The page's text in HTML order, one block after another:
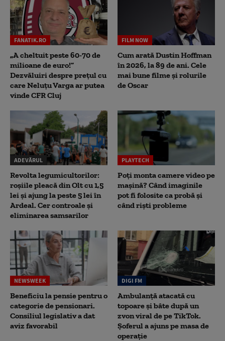
FANATIK.RO
„A cheltuit peste 60-70 de
milioane de euro!”
Dezvăluiri despre prețul cu
care Neluțu Varga ar putea
vinde CFR Cluj
FILM NOW
Cum arată Dustin Hoffman
în 2026, la 89 de ani. Cele
mai bune filme și rolurile
de Oscar
ADEVĂRUL
Revolta legumicultorilor:
roșiile pleacă din Olt cu 1,5
lei și ajung la peste 5 lei în
Ardeal. Cer controale și
eliminarea samsarilor
PLAYTECH
Poți monta camere video pe
mașină? Când imaginile
pot fi folosite ca probă și
când riști probleme
NEWSWEEK
Beneficiu la pensie pentru o
categorie de pensionari.
Consiliul legislativ a dat
aviz favorabil
DIGI FM
Ambulanță atacată cu
topoare și bâte după un
zvon viral de pe TikTok.
Șoferul a ajuns pe masa de
operație